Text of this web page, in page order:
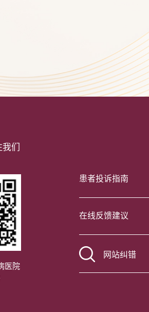
们
医院
患者投诉指南
在线反馈建议
网站纠错